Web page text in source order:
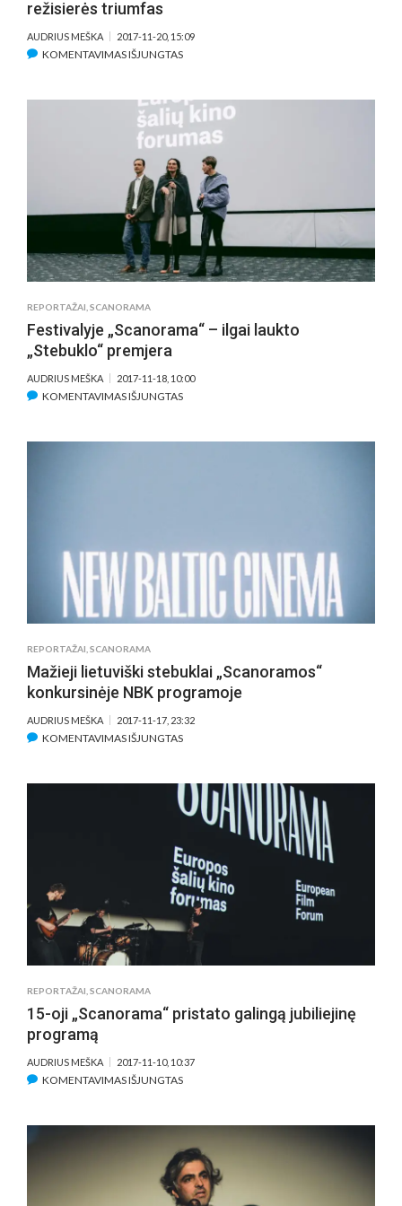
režisierės triumfas
AUDRIUS MEŠKA 2017-11-20, 15:09
KOMENTAVIMAS IŠJUNGTASĮRAŠE
UŽDARYME
LIETUVĖS
REŽISIERĖS
TRIUMFAS
REPORTAŽAI SCANORAMA
Festivalyje „Scanorama“ – ilgai laukto
„Stebuklo“ premjera
AUDRIUS MEŠKA 2017-11-18, 10:00
KOMENTAVIMAS IŠJUNGTASĮRAŠE
REPORTAŽAI SCANORAMA
Mažieji lietuviški stebuklai „Scanoramos“
konkursinėje NBK programoje
AUDRIUS MEŠKA 2017-11-17, 23:32
KOMENTAVIMAS IŠJUNGTASĮRAŠE
STEBUKLAI
„SCANORAMOS“
KONKURSINĖJE
NBK
PROGRAMOJE
REPORTAŽAI,SCANORAMA
15-oji „Scanorama“ pristato galingą jubiliejinę
programą
AUDRIUS MEŠKA 2017-11-10, 10:37
KOMENTAVIMAS IŠJUNGTASĮRAŠE
PRISTATO
GALINGĄ
JUBILIEJINĘ